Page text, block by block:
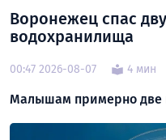
Воронежец спас
водохранилища
00:47 2026-08-07 4 мин
Малышам примерно две